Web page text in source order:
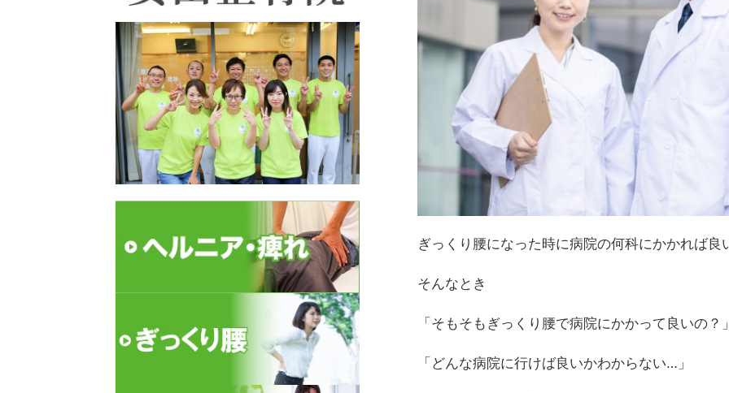
ぎっくり腰になった時に病院の何科にかかれば
そんなとき
「そもそもぎっくり腰で病院にかかって良いの？
「どんな病院に行けば良いかわからない…」